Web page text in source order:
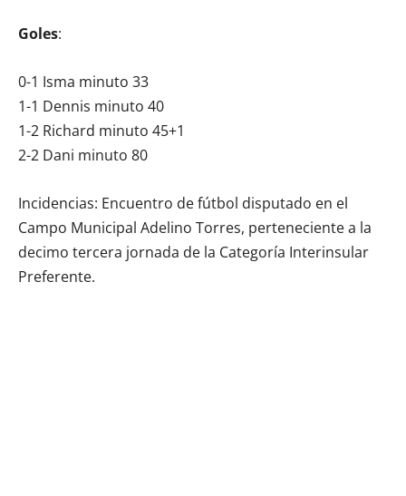
Goles:
0-1 Isma minuto 33
1-1 Dennis minuto 40
1-2 Richard minuto 45+1
2-2 Dani minuto 80
Incidencias: Encuentro de fútbol disputado en el
Campo Municipal Adelino Torres, perteneciente a la
decimo tercera jornada de la Categoría Interinsular
Preferente.